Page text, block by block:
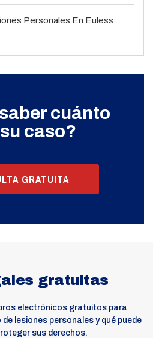
Personales En Euless
cuánto
caso?
GRATUITA
gratuitas
electrónicos gratuitos para
lesiones personales y qué puede
sus derechos.